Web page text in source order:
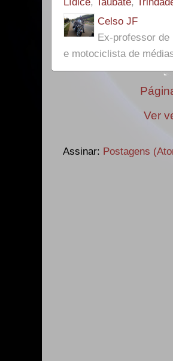
Celso JF
Ex-professor de
e motociclista de
Ver
Assinar: Postagens